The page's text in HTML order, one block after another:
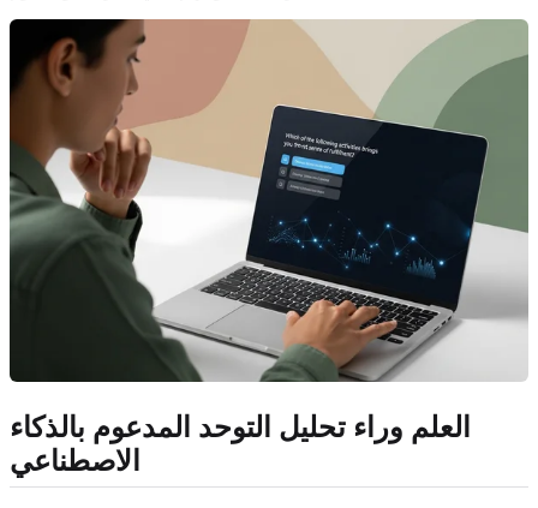
العلم وراء تحليل التوحد المدعوم بالذكاء
الاصطناعي